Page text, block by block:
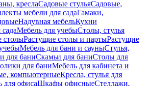
креслаСадовые стульяСадовые,
мебели для садаГамаки,
Надувная мебельКухни
Мебель для учебыСтолы, стулья
столыРастущие столы и партыРастущие
Мебель для бани и сауныСтулья,
для баниСкамьи для баниСтолы для
для баниМебель для кабинета и
компьютерныеКресла, стулья для
для офисаШкафы офисныеСтеллажи,